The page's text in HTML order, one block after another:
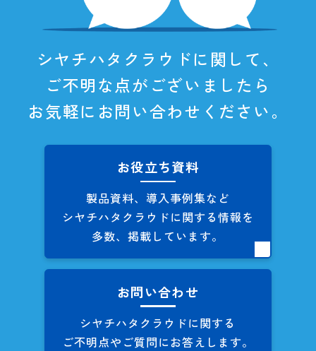
シヤチハタクラウドに関して、
ご不明な点がございましたら
お気軽にお問い合わせください。
お役立ち資料
製品資料、導入事例集など
シヤチハタクラウドに関する情報を
多数、掲載しています。
お問い合わせ
シヤチハタクラウドに関する
ご不明点やご質問にお答えします。